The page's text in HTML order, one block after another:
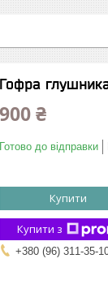
Гофра
900 ₴
Готово до відправки
Купити
Купити з
+380 (96) 311-35-